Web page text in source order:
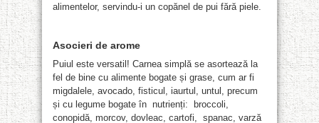
alimentelor, servindu-i un copănel de pui fără piele.
Asocieri de arome
Puiul este versatil! Carnea simplă se asortează la
fel de bine cu alimente bogate și grase, cum ar fi
migdalele, avocado, fisticul, iaurtul, untul, precum
și cu legume bogate în nutrienți: broccoli,
conopidă, morcov, dovleac, cartofi, spanac, varză